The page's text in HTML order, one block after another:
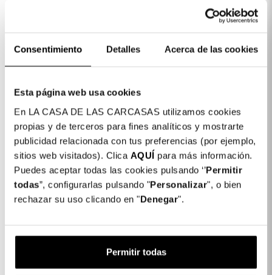
Consentimiento Detalles Acerca de las cookies
Esta página web usa cookies
En LA CASA DE LAS CARCASAS utilizamos cookies
propias y de terceros para fines analíticos y mostrarte
publicidad relacionada con tus preferencias (por ejemplo,
sitios web visitados). Clica AQUÍ para más información.
Puedes aceptar todas las cookies pulsando ‘’Permitir
todas”, configurarlas pulsando "Personalizar", o bien
rechazar su uso clicando en "Denegar".
Permitir todas
Proteggi il tuo dispositivo con le migliori
cover per cellulari e sfoggia la tua
scintillio: scopri la magia delle cover
iridescenti!
Dettagli del prodotto
Colore: Blu
COLORES DISPONIBLES
Cover Acrilica con Anello per Oppo A78